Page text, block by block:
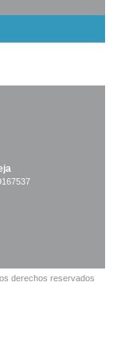
derechos reservados